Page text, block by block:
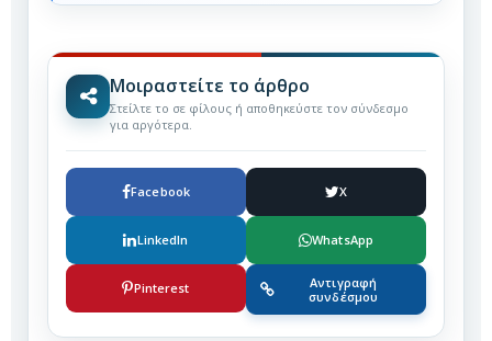
Μοιραστείτε το άρθρο
Στείλτε το σε φίλους ή αποθηκεύστε τον σύνδεσμο
για αργότερα.
Facebook X
LinkedIn WhatsApp
Pinterest
Αντιγραφή
συνδέσμου